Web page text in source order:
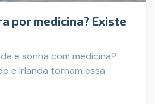
por medicina? Existe
e sonha com medicina?
e Irlanda tornam essa